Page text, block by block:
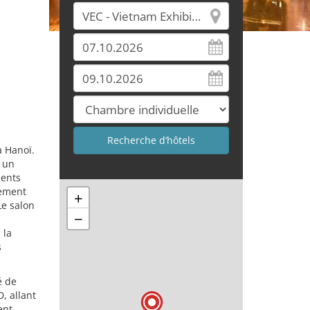
Hanoï.
salon
la
de
allant
+
−